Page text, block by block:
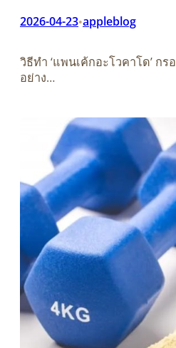
2026-04-23•appleblog
วิธีทำ ‘แพนเค้กอะโวคาโด’ ก
อย่าง…